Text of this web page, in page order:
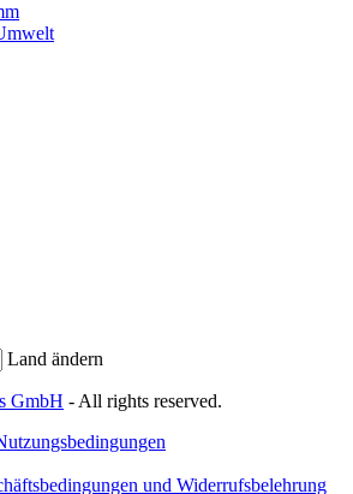
Land ändern
GmbH - All rights reserved.
und Widerrufsbelehrung